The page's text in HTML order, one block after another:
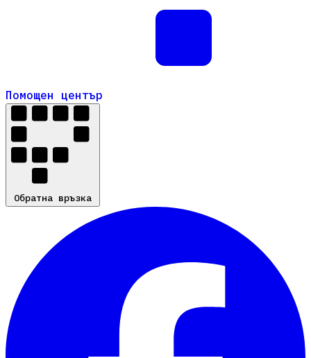
Помощен център
Помощен център
Обратна връзка
Обратна връзка